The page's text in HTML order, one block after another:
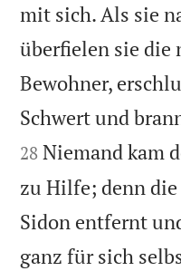
mit sich. Als sie
überfielen sie die
Bewohner,
Schwert und
28 Niemand kam
zu Hilfe; denn
Sidon entfernt
ganz für sich